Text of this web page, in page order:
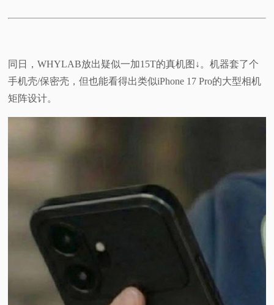
同日，WHYLAB放出疑似一加15T的真机图↓。机器套了个
手机壳/保密壳，但也能看得出类似iPhone 17 Pro的大型相机
矩阵设计。